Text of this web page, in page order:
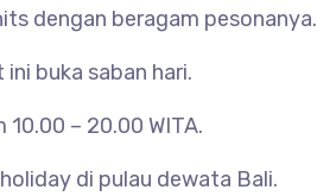
dengan beragam pesonanya.
buka saban hari.
– 20.00 WITA.
di pulau dewata Bali.